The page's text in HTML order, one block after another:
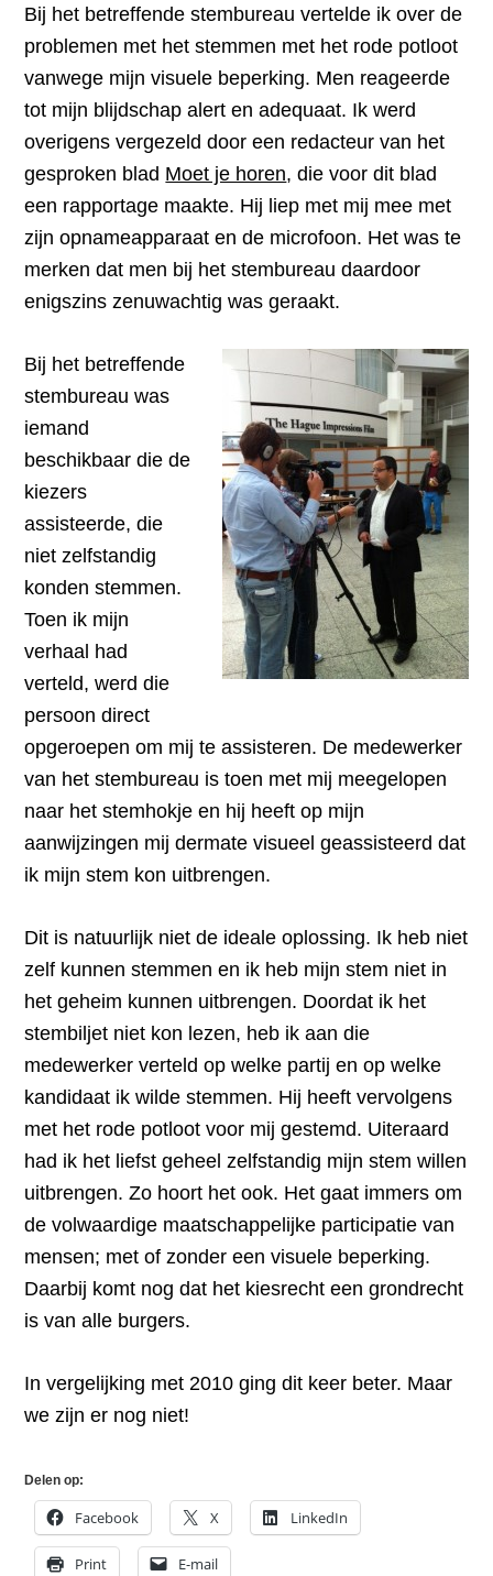
Bij het betreffende stembureau vertelde ik over de
problemen met het stemmen met het rode potloot
vanwege mijn visuele beperking. Men reageerde
tot mijn blijdschap alert en adequaat. Ik werd
overigens vergezeld door een redacteur van het
gesproken blad Moet je horen, die voor dit blad
een rapportage maakte. Hij liep met mij mee met
zijn opnameapparaat en de microfoon. Het was te
merken dat men bij het stembureau daardoor
enigszins zenuwachtig was geraakt.
Bij het betreffende
stembureau was
iemand
beschikbaar die de
kiezers
assisteerde, die
niet zelfstandig
konden stemmen.
Toen ik mijn
verhaal had
verteld, werd die
persoon direct
opgeroepen om mij te assisteren. De medewerker
van het stembureau is toen met mij meegelopen
naar het stemhokje en hij heeft op mijn
aanwijzingen mij dermate visueel geassisteerd dat
ik mijn stem kon uitbrengen.
Dit is natuurlijk niet de ideale oplossing. Ik heb niet
zelf kunnen stemmen en ik heb mijn stem niet in
het geheim kunnen uitbrengen. Doordat ik het
stembiljet niet kon lezen, heb ik aan die
medewerker verteld op welke partij en op welke
kandidaat ik wilde stemmen. Hij heeft vervolgens
met het rode potloot voor mij gestemd. Uiteraard
had ik het liefst geheel zelfstandig mijn stem willen
uitbrengen. Zo hoort het ook. Het gaat immers om
de volwaardige maatschappelijke participatie van
mensen; met of zonder een visuele beperking.
Daarbij komt nog dat het kiesrecht een grondrecht
is van alle burgers.
In vergelijking met 2010 ging dit keer beter. Maar
we zijn er nog niet!
Delen op:
Facebook X LinkedIn
Print E-mail